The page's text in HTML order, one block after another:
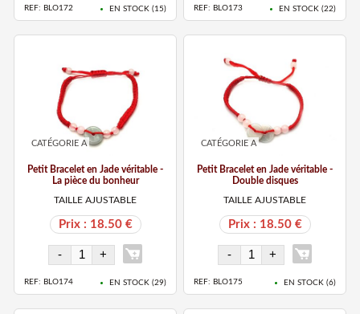
REF: BLO172 EN STOCK ( 15) REF: BLO173 EN STOCK (22)
CATÉGORIE A
Petit Bracelet en Jade véritable -
La pièce du bonheur
TAILLE AJUSTABLE
Prix : 18.50 €
REF: BLO174 EN STOCK (29)
CATÉGORIE A
Petit Bracelet en Jade véritable -
Double disques
TAILLE AJUSTABLE
Prix : 18.50 €
REF: BLO175 EN STOCK (6)